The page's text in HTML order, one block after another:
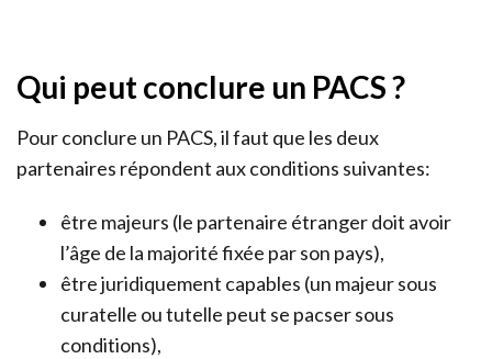
Qui peut conclure un PACS ?
Pour conclure un PACS, il faut que les deux
partenaires répondent aux conditions suivantes:
être majeurs (le partenaire étranger doit avoir
l’âge de la majorité fixée par son pays),
être juridiquement capables (un majeur sous
curatelle ou tutelle peut se pacser sous
conditions),